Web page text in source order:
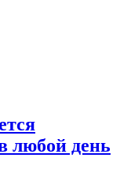
любой день